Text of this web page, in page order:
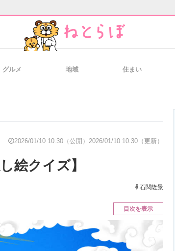
経営リーダ
製造業のIT
電子設計の基本と応用 エネルギー
グルメ 地域 住まい
2026/01/10 10:30（公開） 2026/01/10 10:30（更新）
絵クイズ】
石関隆景
目次を表示